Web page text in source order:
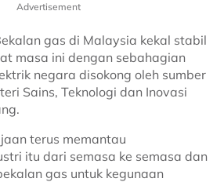
Advertisement
gas di Malaysia kekal stabil
masa ini dengan sebahagian
negara disokong oleh sumber
Sains, Teknologi dan Inovasi
terus memantau
itu dari semasa ke semasa dan
gas untuk kegunaan